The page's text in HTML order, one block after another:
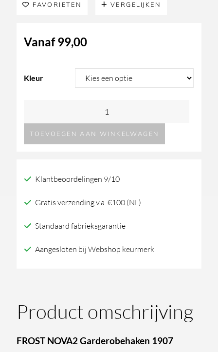
FAVORIETEN VERGELIJKEN
Vanaf99,00
Kleur
NOVA2
Garderobehaken
TOEVOEGEN AAN WINKELWAGEN
Klantbeoordelingen 9/10
Gratis verzending v.a. €100 (NL)
Standaard fabrieksgarantie
Aangesloten bij Webshop keurmerk
Product omschrijving
FROST NOVA2 Garderobehaken 1907